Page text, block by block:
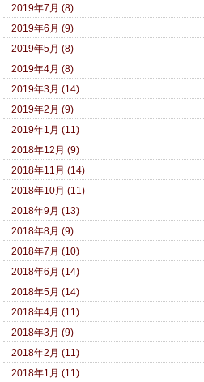
2019年7月 (8)
2019年6月 (9)
2019年5月 (8)
2019年4月 (8)
2019年3月 (14)
2019年2月 (9)
2019年1月 (11)
2018年12月 (9)
2018年11月 (14)
2018年10月 (11)
2018年9月 (13)
2018年8月 (9)
2018年7月 (10)
2018年6月 (14)
2018年5月 (14)
2018年4月 (11)
2018年3月 (9)
2018年2月 (11)
2018年1月 (11)